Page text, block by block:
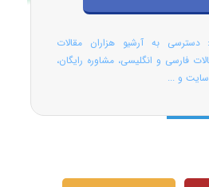
دسترسی به آرشیو هزاران مقالات
فارسی و انگلیسی، مشاوره رایگان،
و ...